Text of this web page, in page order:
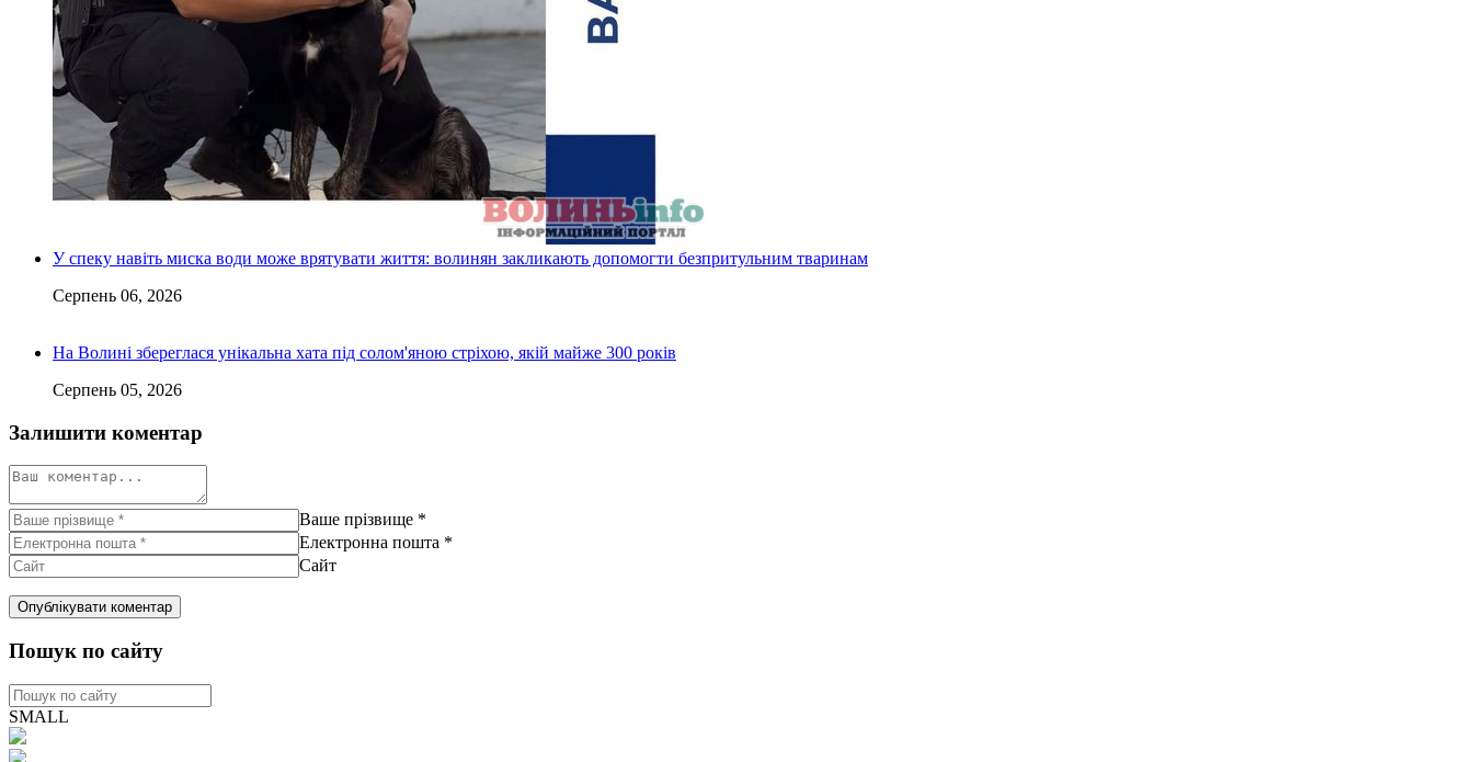
У спеку навіть миска води може врятувати життя: волинян закликають допомогти безпритульним тваринам
Серпень 06, 2026
На Волині збереглася унікальна хата під солом'яною стріхою, якій майже 300 років
Серпень 05, 2026
Залишити коментар
Ваше прізвище *
Електронна пошта *
Сайт
Пошук по сайту
SMALL